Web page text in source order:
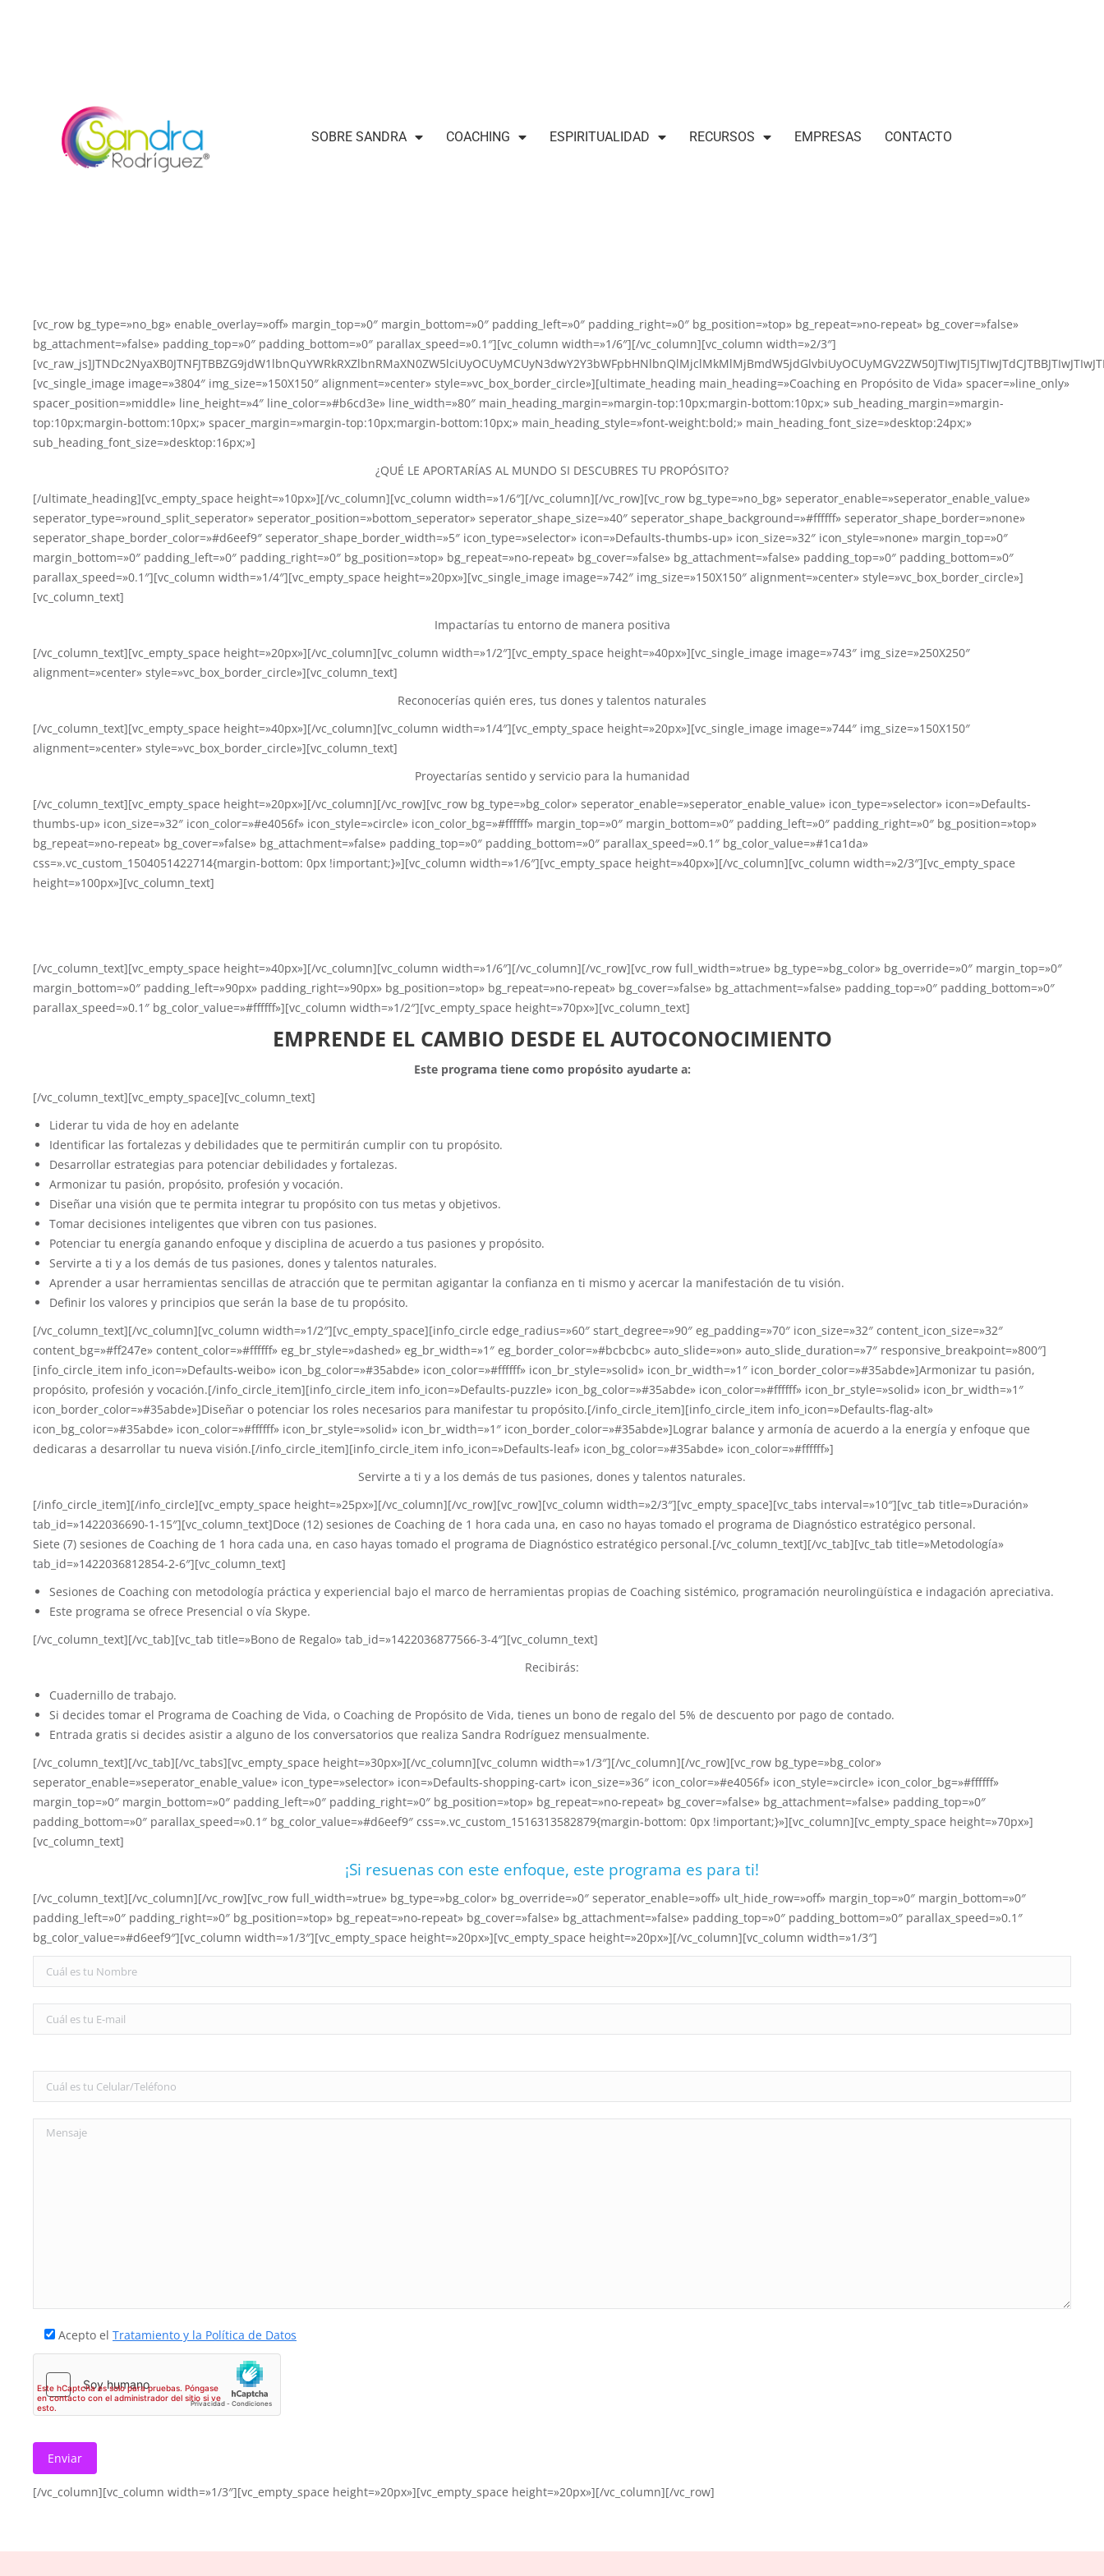
SOBRE SANDRA COACHING ESPIRITUALIDAD RECURSOS EMPRESAS CONTACTO
[vc_row bg_type=»no_bg» enable_overlay=»off» margin_top=»0″ margin_bottom=»0″ padding_left=»0″ padding_right=»0″ bg_position=»top» bg_repeat=»no-repeat» bg_cover=»false»
bg_attachment=»false» padding_top=»0″ padding_bottom=»0″ parallax_speed=»0.1″][vc_column width=»1/6″][/vc_column][vc_column width=»2/3″]
[vc_single_image image=»3804″ img_size=»150X150″ alignment=»center» style=»vc_box_border_circle»][ultimate_heading main_heading=»Coaching en Propósito de Vida» spacer=»line_only»
spacer_position=»middle» line_height=»4″ line_color=»#b6cd3e» line_width=»80″ main_heading_margin=»margin-top:10px;margin-bottom:10px;» sub_heading_margin=»margin-
top:10px;margin-bottom:10px;» spacer_margin=»margin-top:10px;margin-bottom:10px;» main_heading_style=»font-weight:bold;» main_heading_font_size=»desktop:24px;»
sub_heading_font_size=»desktop:16px;»]
¿QUÉ LE APORTARÍAS AL MUNDO SI DESCUBRES TU PROPÓSITO?
[/ultimate_heading][vc_empty_space height=»10px»][/vc_column][vc_column width=»1/6″][/vc_column][/vc_row][vc_row bg_type=»no_bg» seperator_enable=»seperator_enable_value»
seperator_type=»round_split_seperator» seperator_position=»bottom_seperator» seperator_shape_size=»40″ seperator_shape_background=»#ffffff» seperator_shape_border=»none»
seperator_shape_border_color=»#d6eef9″ seperator_shape_border_width=»5″ icon_type=»selector» icon=»Defaults-thumbs-up» icon_size=»32″ icon_style=»none» margin_top=»0″
margin_bottom=»0″ padding_left=»0″ padding_right=»0″ bg_position=»top» bg_repeat=»no-repeat» bg_cover=»false» bg_attachment=»false» padding_top=»0″ padding_bottom=»0″
parallax_speed=»0.1″][vc_column width=»1/4″][vc_empty_space height=»20px»][vc_single_image image=»742″ img_size=»150X150″ alignment=»center» style=»vc_box_border_circle»]
[vc_column_text]
Impactarías tu entorno de manera positiva
[/vc_column_text][vc_empty_space height=»20px»][/vc_column][vc_column width=»1/2″][vc_empty_space height=»40px»][vc_single_image image=»743″ img_size=»250X250″
alignment=»center» style=»vc_box_border_circle»][vc_column_text]
Reconocerías quién eres, tus dones y talentos naturales
[/vc_column_text][vc_empty_space height=»40px»][/vc_column][vc_column width=»1/4″][vc_empty_space height=»20px»][vc_single_image image=»744″ img_size=»150X150″
alignment=»center» style=»vc_box_border_circle»][vc_column_text]
Proyectarías sentido y servicio para la humanidad
[/vc_column_text][vc_empty_space height=»20px»][/vc_column][/vc_row][vc_row bg_type=»bg_color» seperator_enable=»seperator_enable_value» icon_type=»selector» icon=»Defaults-
thumbs-up» icon_size=»32″ icon_color=»#e4056f» icon_style=»circle» icon_color_bg=»#ffffff» margin_top=»0″ margin_bottom=»0″ padding_left=»0″ padding_right=»0″ bg_position=»top»
bg_repeat=»no-repeat» bg_cover=»false» bg_attachment=»false» padding_top=»0″ padding_bottom=»0″ parallax_speed=»0.1″ bg_color_value=»#1ca1da»
css=».vc_custom_1504051422714{margin-bottom: 0px !important;}»][vc_column width=»1/6″][vc_empty_space height=»40px»][/vc_column][vc_column width=»2/3″][vc_empty_space
height=»100px»][vc_column_text]
[/vc_column_text][vc_empty_space height=»40px»][/vc_column][vc_column width=»1/6″][/vc_column][/vc_row][vc_row full_width=»true» bg_type=»bg_color» bg_override=»0″ margin_top=»0″
margin_bottom=»0″ padding_left=»90px» padding_right=»90px» bg_position=»top» bg_repeat=»no-repeat» bg_cover=»false» bg_attachment=»false» padding_top=»0″ padding_bottom=»0″
parallax_speed=»0.1″ bg_color_value=»#ffffff»][vc_column width=»1/2″][vc_empty_space height=»70px»][vc_column_text]
EMPRENDE EL CAMBIO DESDE EL AUTOCONOCIMIENTO
Este programa tiene como propósito ayudarte a:
[/vc_column_text][vc_empty_space][vc_column_text]
Liderar tu vida de hoy en adelante
Identificar las fortalezas y debilidades que te permitirán cumplir con tu propósito.
Desarrollar estrategias para potenciar debilidades y fortalezas.
Armonizar tu pasión, propósito, profesión y vocación.
Diseñar una visión que te permita integrar tu propósito con tus metas y objetivos.
Tomar decisiones inteligentes que vibren con tus pasiones.
Potenciar tu energía ganando enfoque y disciplina de acuerdo a tus pasiones y propósito.
Servirte a ti y a los demás de tus pasiones, dones y talentos naturales.
Aprender a usar herramientas sencillas de atracción que te permitan agigantar la confianza en ti mismo y acercar la manifestación de tu visión.
Definir los valores y principios que serán la base de tu propósito.
[/vc_column_text][/vc_column][vc_column width=»1/2″][vc_empty_space][info_circle edge_radius=»60″ start_degree=»90″ eg_padding=»70″ icon_size=»32″ content_icon_size=»32″
content_bg=»#ff247e» content_color=»#ffffff» eg_br_style=»dashed» eg_br_width=»1″ eg_border_color=»#bcbcbc» auto_slide=»on» auto_slide_duration=»7″ responsive_breakpoint=»800″]
[info_circle_item info_icon=»Defaults-weibo» icon_bg_color=»#35abde» icon_color=»#ffffff» icon_br_style=»solid» icon_br_width=»1″ icon_border_color=»#35abde»]Armonizar tu pasión,
propósito, profesión y vocación.[/info_circle_item][info_circle_item info_icon=»Defaults-puzzle» icon_bg_color=»#35abde» icon_color=»#ffffff» icon_br_style=»solid» icon_br_width=»1″
icon_border_color=»#35abde»]Diseñar o potenciar los roles necesarios para manifestar tu propósito.[/info_circle_item][info_circle_item info_icon=»Defaults-flag-alt»
icon_bg_color=»#35abde» icon_color=»#ffffff» icon_br_style=»solid» icon_br_width=»1″ icon_border_color=»#35abde»]Lograr balance y armonía de acuerdo a la energía y enfoque que
dedicaras a desarrollar tu nueva visión.[/info_circle_item][info_circle_item info_icon=»Defaults-leaf» icon_bg_color=»#35abde» icon_color=»#ffffff»]
Servirte a ti y a los demás de tus pasiones, dones y talentos naturales.
[/info_circle_item][/info_circle][vc_empty_space height=»25px»][/vc_column][/vc_row][vc_row][vc_column width=»2/3″][vc_empty_space][vc_tabs interval=»10″][vc_tab title=»Duración»
tab_id=»1422036690-1-15″][vc_column_text]Doce (12) sesiones de Coaching de 1 hora cada una, en caso no hayas tomado el programa de Diagnóstico estratégico personal.
Siete (7) sesiones de Coaching de 1 hora cada una, en caso hayas tomado el programa de Diagnóstico estratégico personal.[/vc_column_text][/vc_tab][vc_tab title=»Metodología»
tab_id=»1422036812854-2-6″][vc_column_text]
Sesiones de Coaching con metodología práctica y experiencial bajo el marco de herramientas propias de Coaching sistémico, programación neurolingüística e indagación apreciativa.
Este programa se ofrece Presencial o vía Skype.
[/vc_column_text][/vc_tab][vc_tab title=»Bono de Regalo» tab_id=»1422036877566-3-4″][vc_column_text]
Recibirás:
Cuadernillo de trabajo.
Si decides tomar el Programa de Coaching de Vida, o Coaching de Propósito de Vida, tienes un bono de regalo del 5% de descuento por pago de contado.
Entrada gratis si decides asistir a alguno de los conversatorios que realiza Sandra Rodríguez mensualmente.
[/vc_column_text][/vc_tab][/vc_tabs][vc_empty_space height=»30px»][/vc_column][vc_column width=»1/3″][/vc_column][/vc_row][vc_row bg_type=»bg_color»
seperator_enable=»seperator_enable_value» icon_type=»selector» icon=»Defaults-shopping-cart» icon_size=»36″ icon_color=»#e4056f» icon_style=»circle» icon_color_bg=»#ffffff»
margin_top=»0″ margin_bottom=»0″ padding_left=»0″ padding_right=»0″ bg_position=»top» bg_repeat=»no-repeat» bg_cover=»false» bg_attachment=»false» padding_top=»0″
padding_bottom=»0″ parallax_speed=»0.1″ bg_color_value=»#d6eef9″ css=».vc_custom_1516313582879{margin-bottom: 0px !important;}»][vc_column][vc_empty_space height=»70px»]
[vc_column_text]
¡Si resuenas con este enfoque, este programa es para ti!
[/vc_column_text][/vc_column][/vc_row][vc_row full_width=»true» bg_type=»bg_color» bg_override=»0″ seperator_enable=»off» ult_hide_row=»off» margin_top=»0″ margin_bottom=»0″
padding_left=»0″ padding_right=»0″ bg_position=»top» bg_repeat=»no-repeat» bg_cover=»false» bg_attachment=»false» padding_top=»0″ padding_bottom=»0″ parallax_speed=»0.1″
bg_color_value=»#d6eef9″][vc_column width=»1/3″][vc_empty_space height=»20px»][vc_empty_space height=»20px»][/vc_column][vc_column width=»1/3″]
Acepto el Tratamiento y la Política de Datos
[/vc_column][vc_column width=»1/3″][vc_empty_space height=»20px»][vc_empty_space height=»20px»][/vc_column][/vc_row]